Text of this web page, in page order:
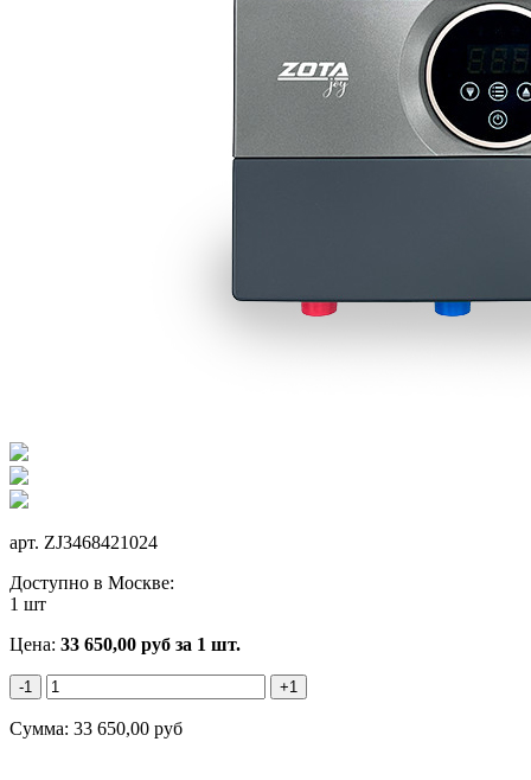
арт. ZJ3468421024
Доступно в Москве:
1 шт
Цена: 33 650,00 руб за 1 шт.
-1 +1
Сумма: 33 650,00 руб